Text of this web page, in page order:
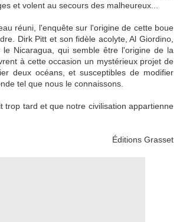
et volent au secours des malheureux...
réuni, l'enquête sur l'origine de cette boue
Dirk Pitt et son fidèle acolyte, Al Giordino,
le Nicaragua, qui semble être l'origine de la
à cette occasion un mystérieux projet de
deux océans, et susceptibles de modifier
tel que nous le connaissons.
trop tard et que notre civilisation appartienne
Éditions Grasset